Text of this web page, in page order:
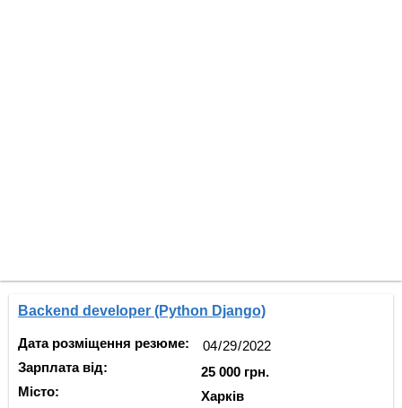
Backend developer (Python Django)
Дата розміщення резюме:
Зарплата від:
Місто:
25 000 грн.
Харків